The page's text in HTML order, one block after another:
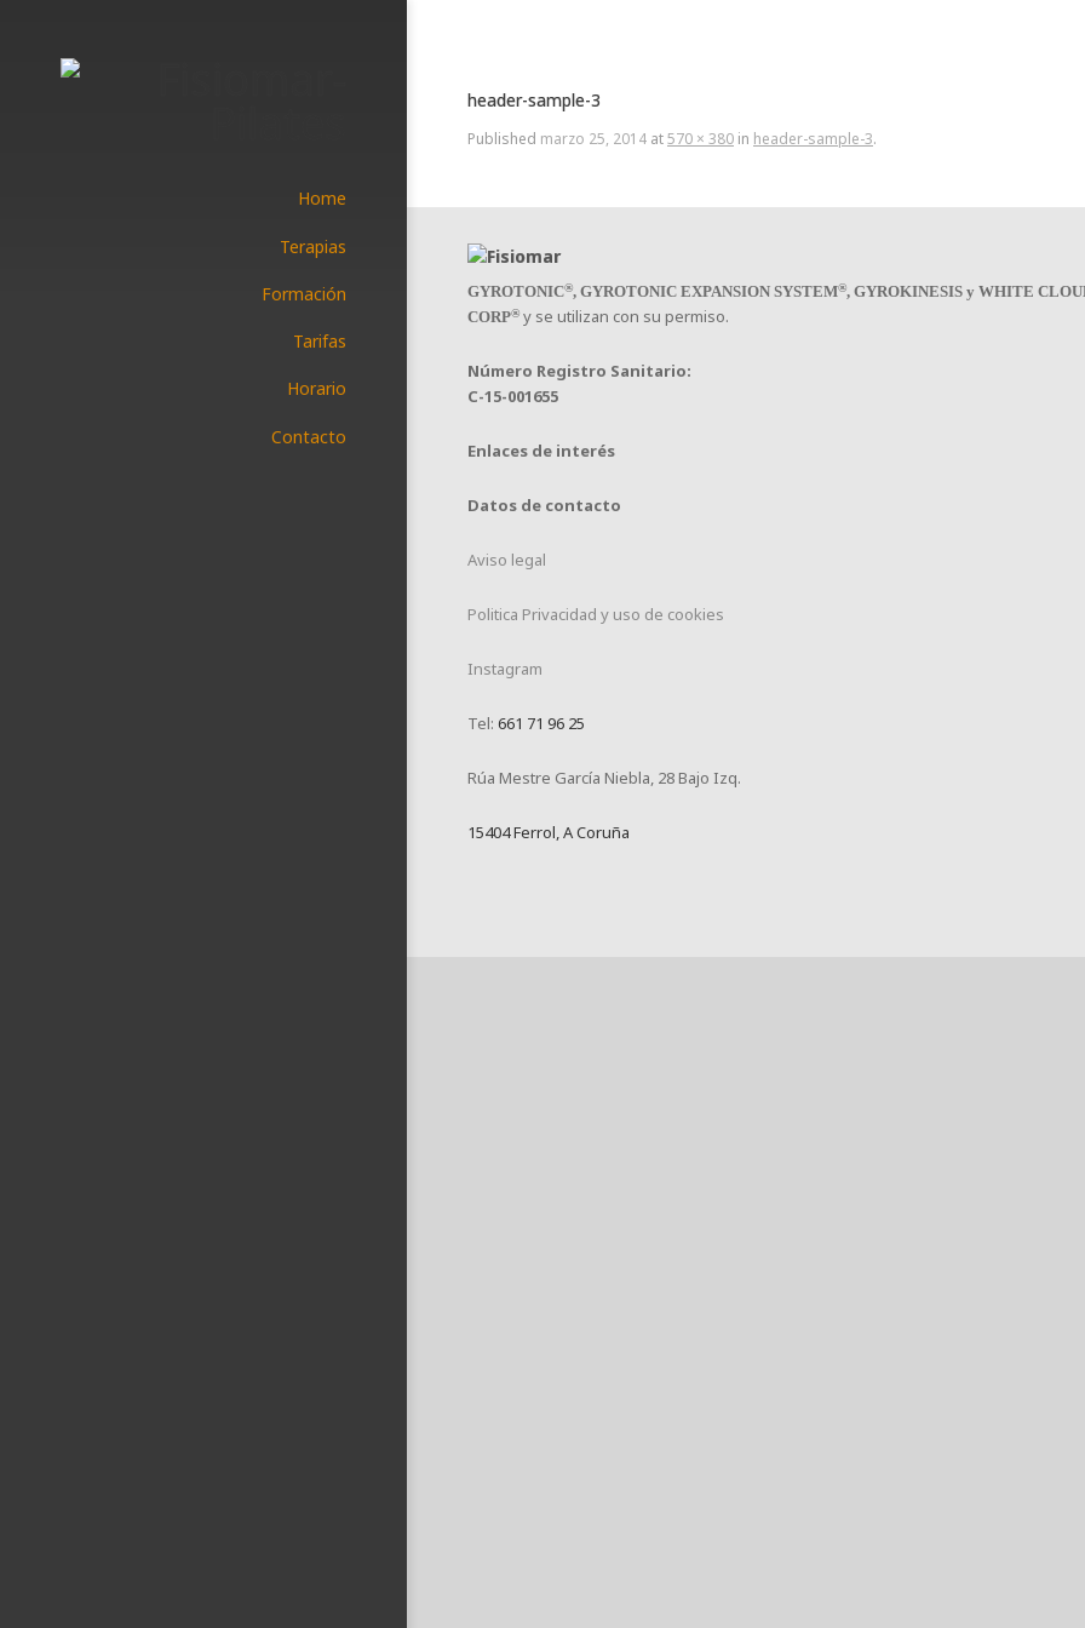
Home
Terapias
Formación
Tarifas
Horario
Contacto
header-sample-3
Published marzo 25, 2014 at570 × 380 in header-sample-3.
GYROTONIC®, GYROTONIC EXPANSION SYSTEM®, GYROKINESIS y WHITE
CORP® y se utilizan con su permiso.
Número Registro Sanitario:
C-15-001655
Enlaces de interés
Datos de contacto
Aviso legal
Politica Privacidad y uso de cookies
Instagram
Tel: 661 71 96 25
Rúa Mestre García Niebla, 28 Bajo Izq.
15404 Ferrol, A Coruña